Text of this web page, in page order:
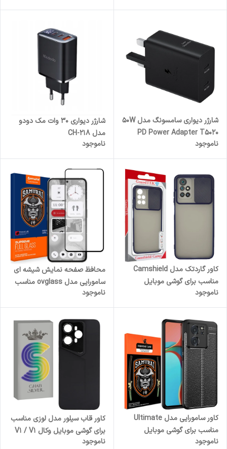
شارژر دیواری سامسونگ مدل 50W
PD Power Adapter T5020
ناموجود
شارژر دیواری 30 وات مک دودو
مدل CH-218
ناموجود
کاور گاردتک مدل Camshield
مناسب برای گوشی موبایل
شیائومی Poco M4 Pro 5G
ناموجود
محافظ صفحه نمایش شیشه ای
سامورایی مدل ovglass مناسب
برای گوشی موبایل ناتینگ فون 2
ناموجود
کاور سامورایی مدل Ultimate
مناسب برای گوشی موبایل
شیائومی 13T Pro / 13T
ناموجود
کاور قاب سیلور مدل لوزی مناسب
برای گوشی موبایل وکال V1 / V1
Plus
ناموجود